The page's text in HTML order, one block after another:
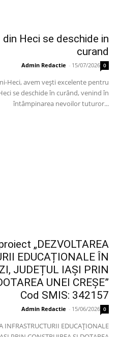
din Heci se deschide in
curand
Admin Redactie - 15/07/2026 0
Heci, avem vești excelente pentru
se deschide în curând, venind în
întâmpinarea nevoilor tuturor...
„DEZVOLTAREA
EDUCAȚIONALE ÎN
JUDEȚUL IAȘI PRIN
UNEI CREȘE”
Cod SMIS: 342157
Admin Redactie - 15/06/2026 0
EDUCAȚIONALE